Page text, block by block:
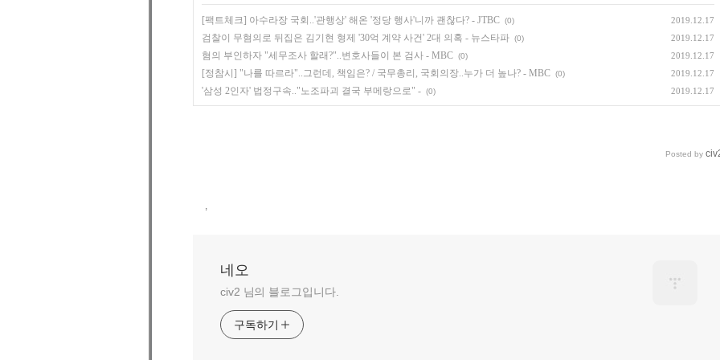
[팩트체크] 아수라장 국회..'관행상' 해온 '정당 행사'니까 괜찮다? - JTBC (0) 2019.12.17
검찰이 무혐의로 뒤집은 김기현 형제 '30억 계약 사건' 2대 의혹 - 뉴스타파 (0) 2019.12.17
혐의 부인하자 "세무조사 할래?"..변호사들이 본 검사 - MBC (0) 2019.12.17
[정참시] "나를 따르라"..그런데, 책임은? / 국무총리, 국회의장..누가 더 높나? - MBC (0) 2019.12.17
'삼성 2인자' 법정구속.."노조파괴 결국 부메랑으로" - (0) 2019.12.17
Posted by
,
네오
civ2 님의 블로그입니다.
구독하기